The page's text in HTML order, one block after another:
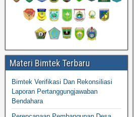
Materi Bimtek Terbaru
Bimtek Verifikasi Dan Rekonsiliasi
Laporan Pertanggungjawaban
Bendahara